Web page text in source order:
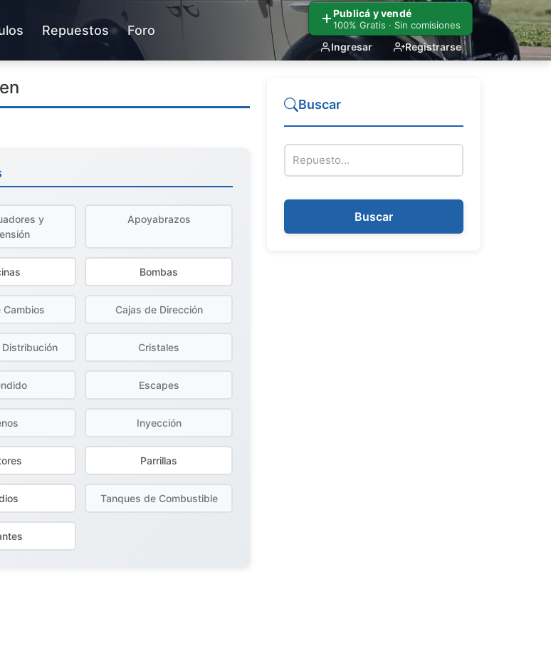
Publicá y vendé
100% Gratis · Sin comisiones
Ingresar Registrarse
Repuestos Foro
y
Apoyabrazos
Bombas
Cambios Cajas de Dirección
Cristales
Escapes
Inyección
Parrillas
Tanques de Combustible
Buscar
Buscar